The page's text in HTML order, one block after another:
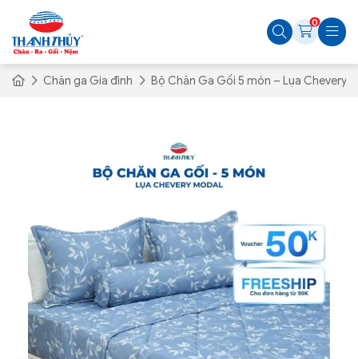
0
Chăn ga Gia đình Bộ Chăn Ga Gối 5 món – Lụa Chevery